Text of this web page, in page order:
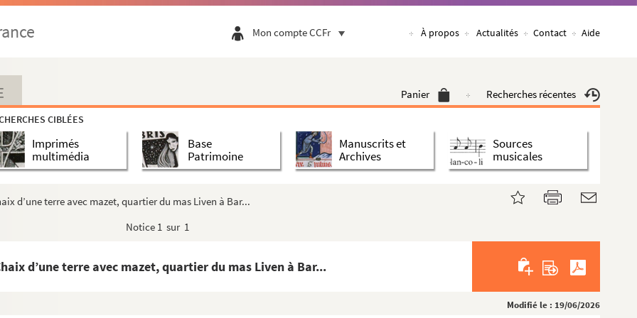
Mon compte CCFr À propos Actualités Contact Aide
Panier Recherches récentes
CIBLÉES
Imprimés
multimédia
Base
Patrimoine
Manuscrits et
Archives
Sources
musicales
d’une terre avec mazet, quartier du mas Liven à Bar...
Notice 1 sur 1
d’une terre avec mazet, quartier du mas Liven à Bar...
Modifié le : 19/06/2026
Blandine juge de la jurisdiction consula...
la chapellenie Notre-Dame fondée dans l’église Notre...
de 15 lettres écrites par Henri-Louis-Miche...